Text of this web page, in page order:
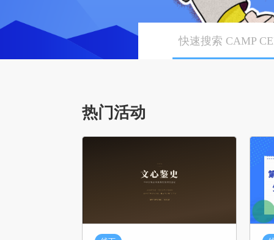
快速搜索 CAMP
热门活动